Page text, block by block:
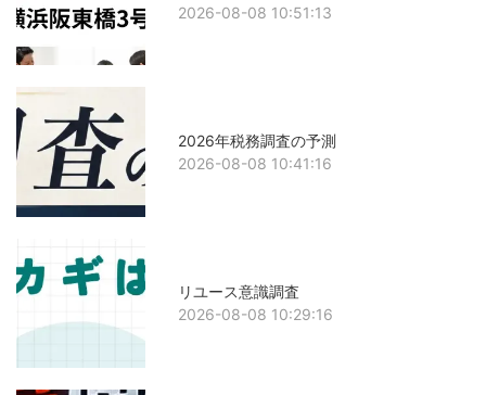
2026-08-08 10:51:13
2026年税務調査の予測
2026-08-08 10:41:16
リユース意識調査
2026-08-08 10:29:16